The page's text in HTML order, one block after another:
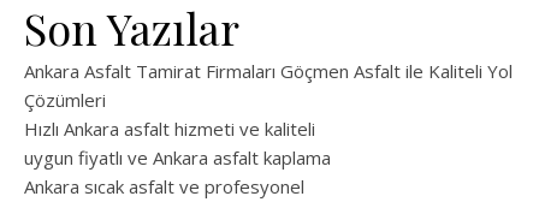
Son Yazılar
Ankara Asfalt Tamirat Firmaları Göçmen Asfalt ile Kaliteli Yol
Çözümleri
Hızlı Ankara asfalt hizmeti ve kaliteli
uygun fiyatlı ve Ankara asfalt kaplama
Ankara sıcak asfalt ve profesyonel